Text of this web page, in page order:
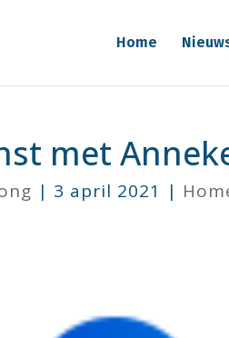
Home
met
| 3 april 2021 |